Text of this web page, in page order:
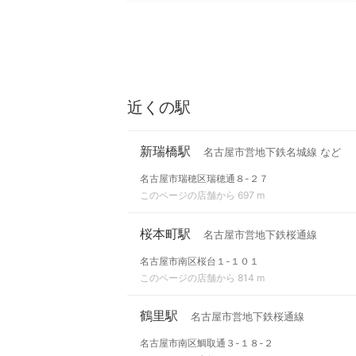
近くの駅
新瑞橋駅 名古屋市営地下鉄名城線 など
名古屋市瑞穂区瑞穂通８-２７
このページの店舗から 697 m
桜本町駅 名古屋市営地下鉄桜通線
名古屋市南区桜台１-１０１
このページの店舗から 814 m
鶴里駅 名古屋市営地下鉄桜通線
名古屋市南区鯛取通３-１８-２